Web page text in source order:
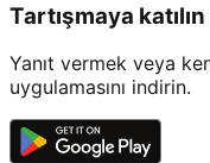
Tartışmaya katılın
Yanıt vermek veya
uygulamasını indirin.